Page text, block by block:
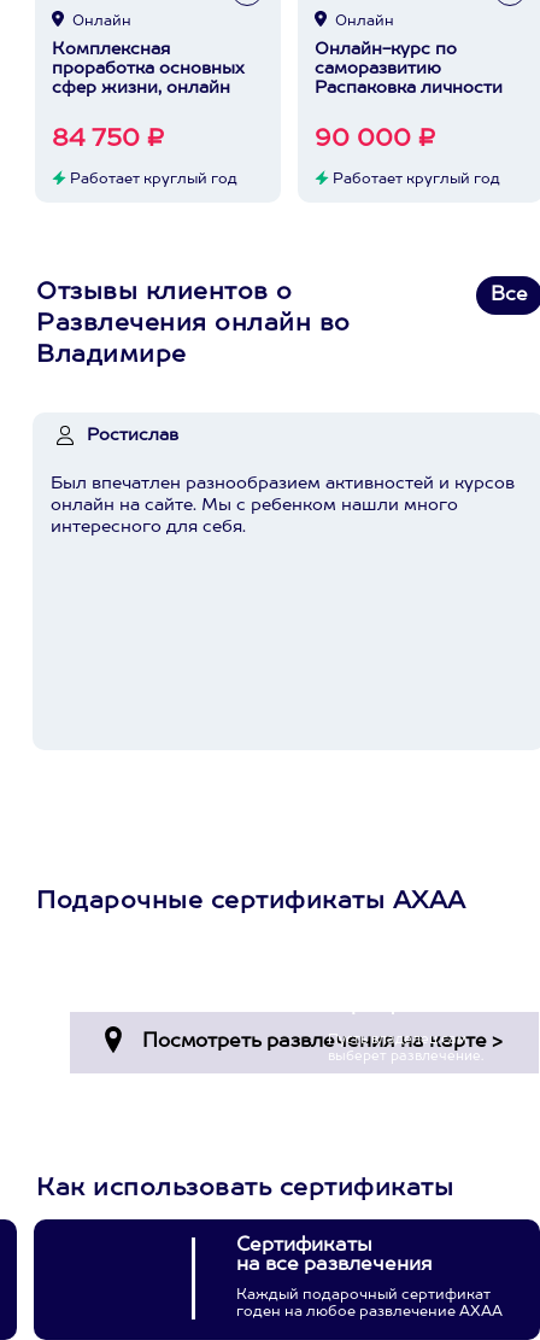
Онлайн
Комплексная
проработка основных
сфер жизни, онлайн
84 750 ₽
Работает круглый год
Онлайн
Онлайн-курс по
саморазвитию
Распаковка личности
90 000 ₽
Работает круглый год
Отзывы клиентов о
Развлечения онлайн во
Владимире
Все
Ростислав
Был впечатлен разнообразием активностей и курсов
онлайн на сайте. Мы с ребенком нашли много
интересного для себя.
Подарочные сертификаты АХАА
Пусть владелец сам
выберет развлечение.
Как использовать сертификаты
Сертификаты
на все развлечения
Каждый подарочный сертификат
годен на любое развлечение АХАА